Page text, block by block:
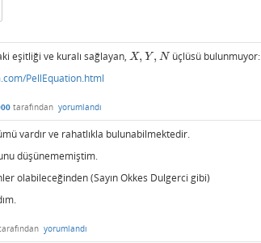
eşitliği ve kuralı sağlayan, X, Y, N
X,Y N
üçlüsü bulunmuyor:
PellEquation.html
tarafından yorumlandı
vardır ve rahatlıkla bulunabilmektedir.
düşünememiştim.
olabileceğinden (Sayın Okkes Dulgerci gibi)
yorumlandı